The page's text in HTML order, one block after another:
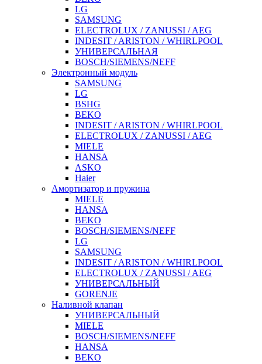
LG
SAMSUNG
ELECTROLUX / ZANUSSI / AEG
INDESIT / ARISTON / WHIRLPOOL
УНИВЕРСАЛЬНАЯ
BOSCH/SIEMENS/NEFF
Электронный модуль
SAMSUNG
LG
BSHG
BEKO
INDESIT / ARISTON / WHIRLPOOL
ELECTROLUX / ZANUSSI / AEG
MIELE
HANSA
ASKO
Haier
Амортизатор и пружина
MIELE
HANSA
BEKO
BOSCH/SIEMENS/NEFF
LG
SAMSUNG
INDESIT / ARISTON / WHIRLPOOL
ELECTROLUX / ZANUSSI / AEG
УНИВЕРСАЛЬНЫЙ
GORENJE
Наливной клапан
УНИВЕРСАЛЬНЫЙ
MIELE
BOSCH/SIEMENS/NEFF
HANSA
BEKO